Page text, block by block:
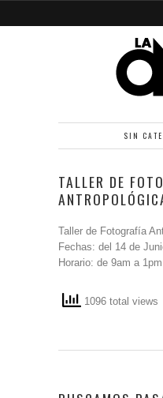
SIN
TALLER DE
Taller de Fotografía
Fechas: del 14 de
Horario: de 9am a
1096 total views